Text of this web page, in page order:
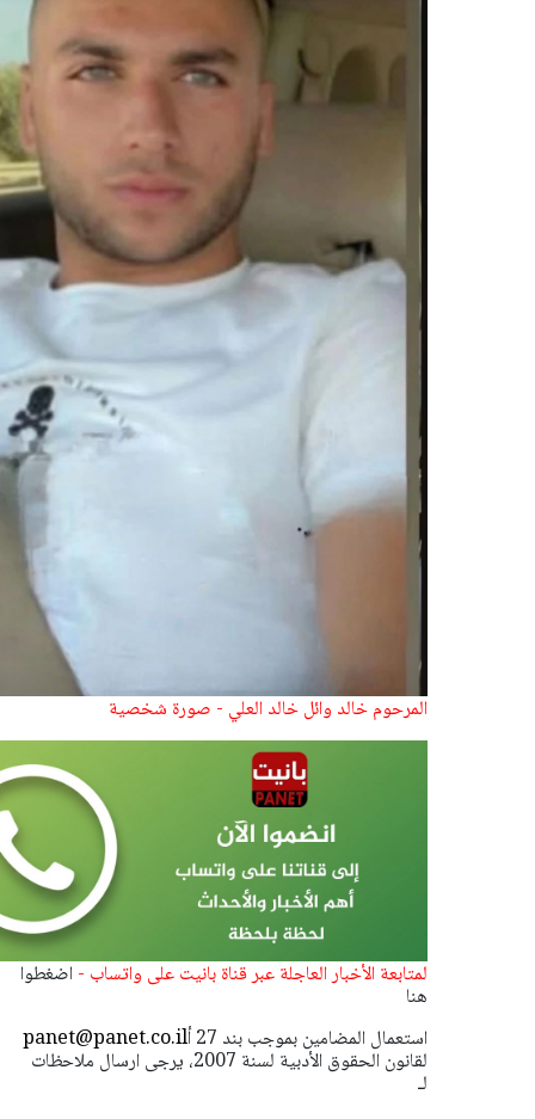
المرحوم خالد وائل خالد العلي - صورة شخصية
لمتابعة الأخبار العاجلة عبر قناة بانيت على واتساب - اضغطوا
هنا
panet@panet.co.ilاستعمال المضامين بموجب بند 27 أ
لقانون الحقوق الأدبية لسنة 2007، يرجى ارسال ملاحظات
لـ